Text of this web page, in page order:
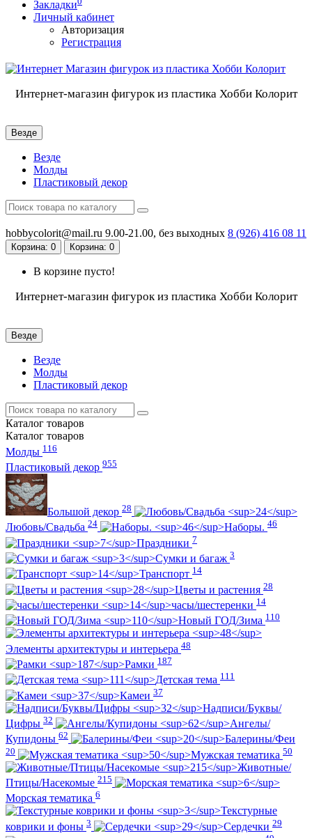
Закладки
Личный кабинет
Авторизация
Регистрация
Интернет-магазин фигурок из пластика Хобби Колорит
Везде
Везде
Молды
Пластиковый декор
hobbycolorit@mail.ru 9.00-21.00, без выходных 8 (926) 416 08 11
Корзина: 0 Корзина: 0
В корзине пусто!
Интернет-магазин фигурок из пластика Хобби Колорит
Везде
Везде
Молды
Пластиковый декор
Каталог товаров
Каталог товаров
Молды 116
Пластиковый декор 955
Большой декор 28
Любовь/Cвадьба 24 Наборы. 46
Праздники 7
Сумки и багаж 3
Транспорт 14
Цветы и растения 28
часы/шестеренки 14
Новый ГОД/Зима 110
Элементы архитектуры и интерьера 48
Рамки 187
Детская тема 111
Камеи 37
Надписи/Буквы/
Цифры 32
Ангелы/
Купидоны 62 Балерины/Феи
20 Мужская тематика 50
Животные/
Птицы/Насекомые 215
Морская тематика 6
Текстурные
коврики и фоны 3 Сердечки 29